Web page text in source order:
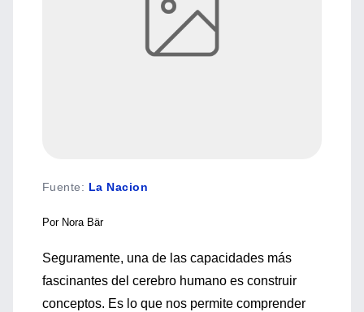
Fuente: La Nacion
Por Nora Bär
Seguramente, una de las capacidades más
fascinantes del cerebro humano es construir
conceptos. Es lo que nos permite comprender